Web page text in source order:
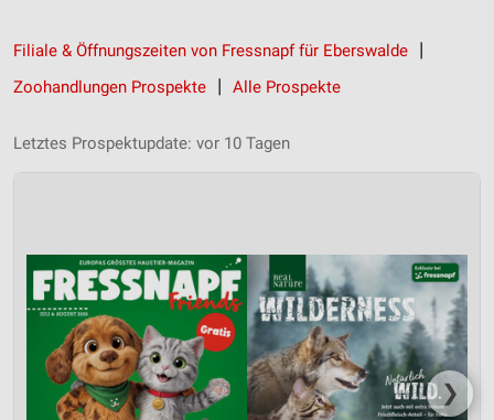
Filiale & Öffnungszeiten von Fressnapf für Eberswalde
Zoohandlungen Prospekte
Alle Prospekte
Letztes Prospektupdate: vor 10 Tagen
❯